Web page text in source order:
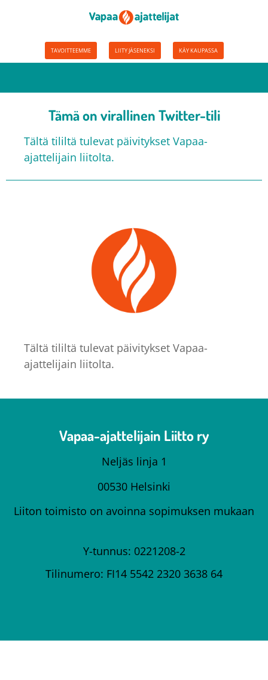
TAVOITTEEMME LIITY JÄSENEKSI KÄY KAUPASSA
Tämä on virallinen Twitter-tili
Tältä tililtä tulevat päivitykset Vapaa-
ajattelijain liitolta.
Tältä tililtä tulevat päivitykset Vapaa-
ajattelijain liitolta.
Vapaa-ajattelijain Liitto ry
Neljäs linja 1
00530 Helsinki
Liiton toimisto on avoinna sopimuksen mukaan
Y-tunnus: 0221208-2
Tilinumero: FI14 5542 2320 3638 64